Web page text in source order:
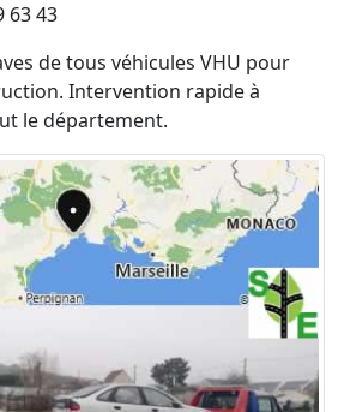
63 43
de tous véhicules VHU pour
Intervention rapide à
le département.